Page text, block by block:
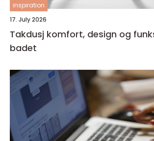
inspiration
17. July 2026
Takdusj komfort, design og funksjon på
badet